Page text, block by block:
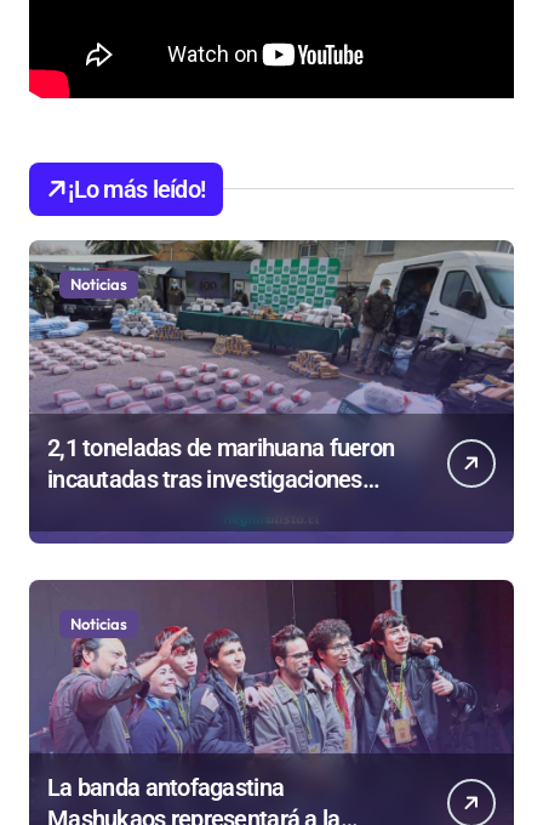
¡Lo más leído!
Noticias
2,1 toneladas de marihuana fueron
incautadas tras investigaciones
Noticias
La banda antofagastina
Mashukaos representará a la